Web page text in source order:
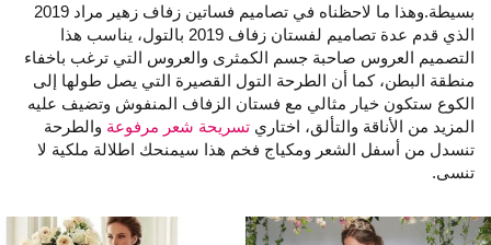
بسيطة.وهذا ما لاحظناه في تصاميم فساتين زفاف زهير مراد 2019
الذي قدم عدة تصاميم لفستان زفاف 2019 بالتول، يناسب هذا
التصميم العروس صاحبة جسم الكمثرى والعروس التي ترغب باخفاء
منطقة البطن، كما أن الطرحة التول القصيرة التي يصل طولها إلى
الكوع ستكون خيار مثالي مع فستان الزفاف المنفوش وتضيف عليه
المزيد من الأناقة والتألق، اختاري تسريحة شعر مرفوعة والطرحة
تنسدل من أسفل الشعر ومكياج فخم هذا سيمنحك اطلالة ملكية لا
تنسى.